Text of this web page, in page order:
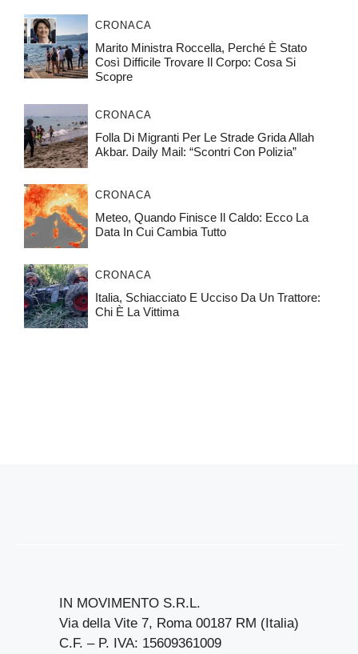
CRONACA
Marito Ministra Roccella, Perché È Stato
Così Difficile Trovare Il Corpo: Cosa Si
Scopre
CRONACA
Folla Di Migranti Per Le Strade Grida Allah
Akbar. Daily Mail: “Scontri Con Polizia”
CRONACA
Meteo, Quando Finisce Il Caldo: Ecco La
Data In Cui Cambia Tutto
CRONACA
Italia, Schiacciato E Ucciso Da Un Trattore:
Chi È La Vittima
IN MOVIMENTO S.R.L.
Via della Vite 7, Roma 00187 RM (Italia)
C.F. – P. IVA: 15609361009